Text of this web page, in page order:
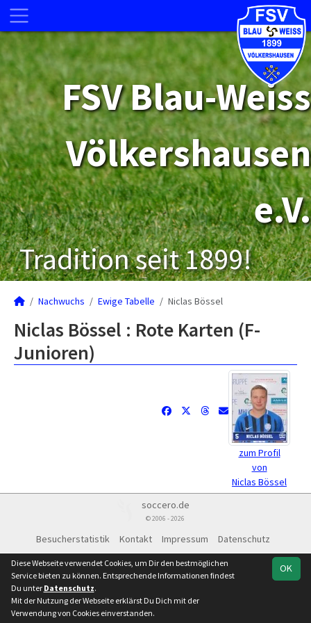
FSV Blau-Weiss
Völkershausen
e.V.
Tradition seit 1899!
Nachwuchs Ewige Tabelle Niclas Bössel
Niclas Bössel : Rote Karten (F-
Junioren)
zum Profil
von
Niclas Bössel
soccero.de
© 2006 - 2026
Besucherstatistik Kontakt Impressum
Datenschutz
Facebook
Instagram
OK
Diese Webseite verwendet Cookies, um Dir den bestmöglichen
Service bieten zu können. Entsprechende Informationen findest
Du unter Datenschutz.
Mit der Nutzung der Webseite erklärst Du Dich mit der
Verwendung von Cookies einverstanden.